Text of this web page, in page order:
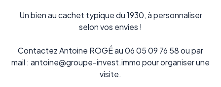
Un bien au cachet typique du 1930, à personnaliser
selon vos envies !
Contactez Antoine ROGÉ au 06 05 09 76 58 ou par
mail : antoine@groupe-invest.immo pour organiser une
visite.